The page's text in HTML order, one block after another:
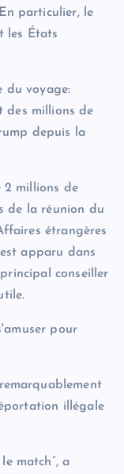
particulier, le
les États
du voyage:
des millions de
depuis la
2 millions de
de la réunion du
étrangères
apparu dans
conseiller
pour
illégale
match”, a